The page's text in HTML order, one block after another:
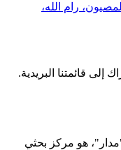
رام الله،
إلى قائمتنا البريدية.
هو مركز بحثي